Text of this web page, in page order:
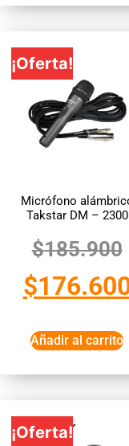
¡Oferta!
Micrófono
Takstar DM – 2300
$185.900
$
Añadir al carrito
¡Oferta!